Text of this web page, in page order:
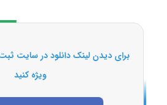
برای دیدن لینک دانلود در سایت
ویژه کنید